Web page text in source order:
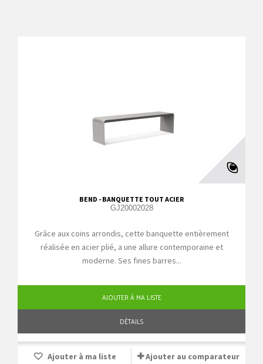
BEND - BANQUETTE TOUT ACIER
GJ20002028
Grâce aux coins arrondis, cette banquette entièrement
réalisée en acier plié, a une allure contemporaine et
moderne. Ses fines barres...
AJOUTER À MA LISTE
DÉTAILS
Ajouter à ma liste
Ajouter au comparateur